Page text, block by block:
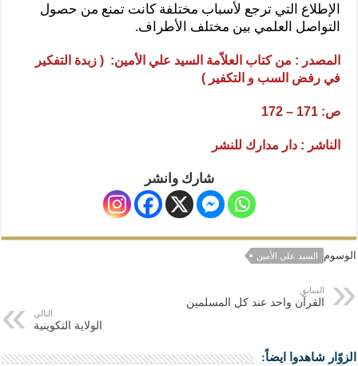
الإطلاع التي ترجع لأسباب مختلفة كانت تمنع من حصول
التواصل العلمي بين مختلف الأطراف.
المصدر : من كتاب العلاّمة السيد علي الأمين: ( زبدة التفكير
في رفض السب و التكفير )
ص: 171 – 172
الناشر : دار مدارك للنشر
شارك وانشر
الوسوم السيد علي الأمين
السابق
القرآن واحد عند كل المسلمين
التالي
الولاية التكوينية
الزوّار شاهدوا ايضاً: